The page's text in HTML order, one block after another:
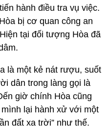
hành điều tra vụ việc.
bị cơ quan công an
tại đối tượng Hòa đã
là một kẻ nát rượu, suốt
dân trong làng gọi là
giờ chính Hòa cũng
lại hành xử với một
đất xa trời” như thế.